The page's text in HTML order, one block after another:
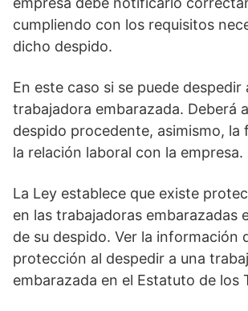
cumpliendo con los requisitos
dicho despido.
En este caso si se puede despedir
trabajadora embarazada. Deberá
despido procedente, asimismo, la
la relación laboral con la empresa.
La Ley establece que existe
en las trabajadoras embarazadas
de su despido. Ver la información
protección al despedir a una
embarazada en el Estatuto de los